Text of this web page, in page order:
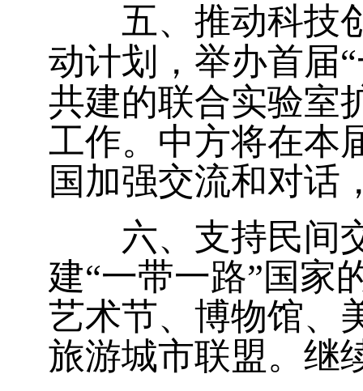
五、推动科技创
动计划，举办首届
共建的联合实验室
工作。中方将在本
国加强交流和对话
六、支持民间交
建“一带一路”国家
艺术节、博物馆、
旅游城市联盟。继